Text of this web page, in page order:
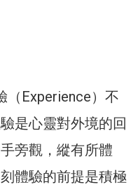
（Experience）不
是心靈對外境的回
旁觀，縱有所體
體驗的前提是積極